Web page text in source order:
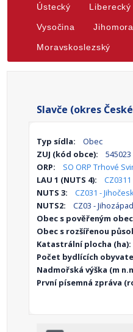
Ústecký Liberecký
Vysočina
Moravskoslezský
Slavče (okres
Typ sídla:
Obec
ZUJ (kód obce):
545023
ORP:
SO ORP Trhové
LAU 1 (NUTS 4):
NUTS 3:
CZ031 -
NUTS2:
CZ03 - Jihozápad
Obec s pověřeným
Obec s rozšířenou
Katastrální plocha (ha):
Počet bydlících
Nadmořská výška (m
První písemná zpráva